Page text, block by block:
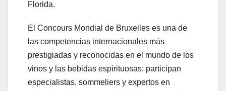
Florida.
El Concours Mondial de Bruxelles es una de
las competencias internacionales más
prestigiadas y reconocidas en el mundo de los
vinos y las bebidas espirituosas; participan
especialistas, sommeliers y expertos en